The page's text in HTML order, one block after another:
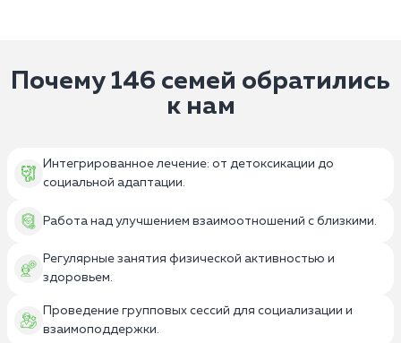
Почему 146 семей обратились
к нам
Интегрированное лечение: от детоксикации до
социальной адаптации.
Работа над улучшением взаимоотношений с близкими.
Регулярные занятия физической активностью и
здоровьем.
Проведение групповых сессий для социализации и
взаимоподдержки.